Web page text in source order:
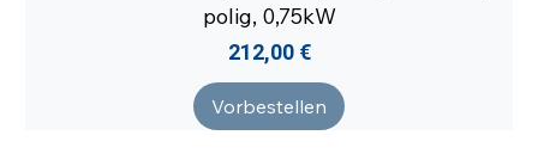
polig, 0,75kW
Preis
212,00 €
Vorbestellen